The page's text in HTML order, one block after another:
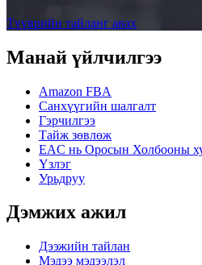
Түүврийн тайланг авах
Манай үйлчилгээ
Amazon FBA
Санхүүгийн шалгалт
Гэрчилгээ
Тайж зөвлөж
EAC нь Оросын Холбооны
Үзлэг
Урьдруу
Дэмжих ажил
Дээжийн тайлан
Мэдээ мэдээлэл